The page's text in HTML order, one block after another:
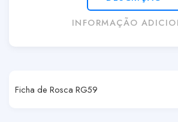
INFORMAÇÃO
Ficha de Rosca RG59